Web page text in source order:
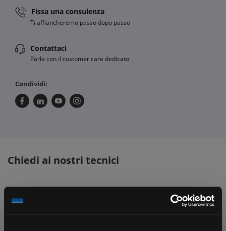
Fissa una consulenza
Ti affiancheremo passo dopo passo
Contattaci
Parla con il customer care dedicato
Condividi:
Chiedi ai nostri tecnici